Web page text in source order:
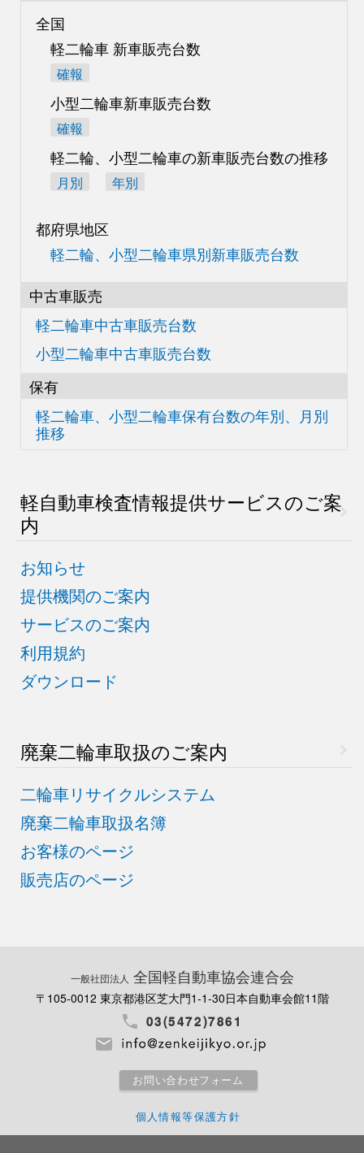
全国
軽二輪車 新車販売台数
確報
小型二輪車新車販売台数
確報
軽二輪、小型二輪車の新車販売台数の推移
月別 年別
都府県地区
軽二輪、小型二輪車県別新車販売台数
中古車販売
軽二輪車中古車販売台数
小型二輪車中古車販売台数
保有
軽二輪車、小型二輪車保有台数の年別、月別
推移
軽自動車検査情報提供サービスのご案
内
お知らせ
提供機関のご案内
サービスのご案内
利用規約
ダウンロード
廃棄二輪車取扱のご案内
二輪車リサイクルシステム
廃棄二輪車取扱名簿
お客様のページ
販売店のページ
一般社団法人 全国軽自動車協会連合会
〒105-0012 東京都港区芝大門1-1-30日本自動車会館11階
03(5472)7861
お問い合わせフォーム
個人情報等保護方針